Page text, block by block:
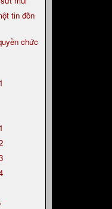
tin đồn
chức